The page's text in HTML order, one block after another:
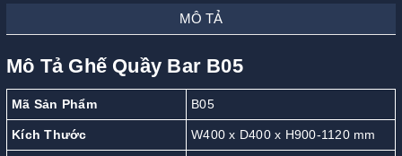
MÔ TẢ
Mô Tả Ghế Quầy Bar B05
Mã Sản Phẩm B05
Kích Thước W400 x D400 x H900-1120 mm